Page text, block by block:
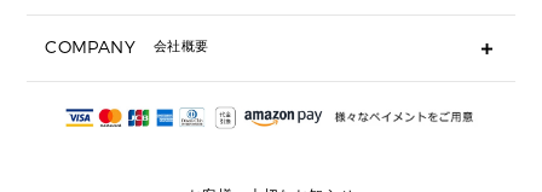
スニーカー
▶ ウェア
ショッピングバッグを購入商品分送ってもらえますか？
注文後に完了メールが受信できないのですが？
サイズ交換はできますか？
COMPANY 会社概要
会社概要